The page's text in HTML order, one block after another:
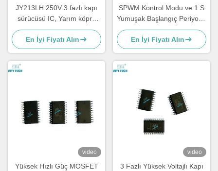
JY213LH 250V 3 fazlı kapı
sürücüsü IC, Yarım köprü
MOSFET/IGBT sürücüsü
±1A, Yüksek Voltajlı BLDC
Motor Sürücüsü Çip,
TSSOP-20
En İyi Fiyatı Alın
SPWM Kontrol Modu ve 1 S
Yumuşak Başlangıç Periyodu
ile Shoot-through Korumalı
BLDC Motor Sürücü
Entegresi
En İyi Fiyatı Alın
video
Yüksek Hızlı Güç MOSFET
video
3 Fazlı Yüksek Voltajlı Kapı